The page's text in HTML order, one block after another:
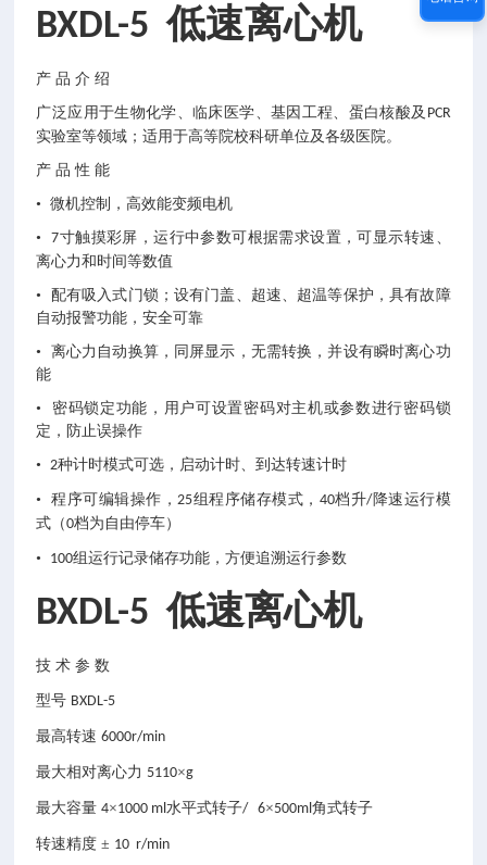
BXDL-5低速离心机
产 品 介 绍
广泛应用于生物化学、临床医学、基因工程、蛋白核酸及 PCR
实验室等领域；适用于高等院校科研单位及各级医院。
产 品 性 能
• 微机控制，高效能变频电机
•7寸触摸彩屏，运行中参数可根据需求设置，可显示转速、
离心力和时间等数值
• 配有吸入式门锁；设有门盖、超速、超温等保护，具有故障
自动报警功能，安全可靠
• 离心力自动换算，同屏显示，无需转换，并设有瞬时离心功
能
• 密码锁定功能，用户可设置密码对主机或参数进行密码锁
定，防止误操作
•2种计时模式可选，启动计时、到达转速计时
• 程序可编辑操作，25组程序储存模式， 40档升/降速运行模
式（0档为自由停车）
• 100组运行记录储存功能，方便追溯运行参数
BXDL-5低速离心机
技 术 参 数
型号 BXDL-5
最高转速 6000r/min
最大相对离心力 5110×g
最大容量 4×1000 ml水平式转子/ 6×500ml角式转子
转速精度 ± 10 r/min